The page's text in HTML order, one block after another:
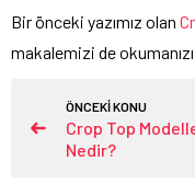
Bir önceki yazımız olan
makalemizi de
ÖNCEKİ KONU
Crop Top
Nedir?